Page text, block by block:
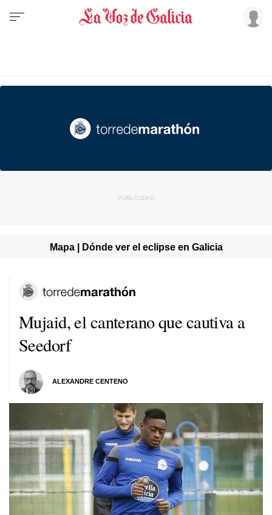
Mapa | Dónde ver el eclipse en Galicia
Mujaid, el canterano que cautiva a
Seedorf
ALEXANDRE CENTENO